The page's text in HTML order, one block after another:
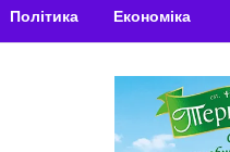
Політика Економіка